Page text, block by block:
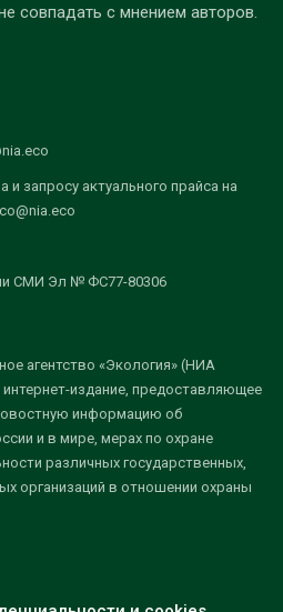
совпадать с мнением авторов.
запросу актуального прайса на
СМИ Эл № ФС77-80306
агентство «Экология» (НИА
издание, предоставляющее
информацию об
и в мире, мерах по охране
различных государственных,
организаций в отношении охраны